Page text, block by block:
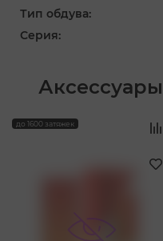
Тип обдува:
Серия:
до 1600 затяжек